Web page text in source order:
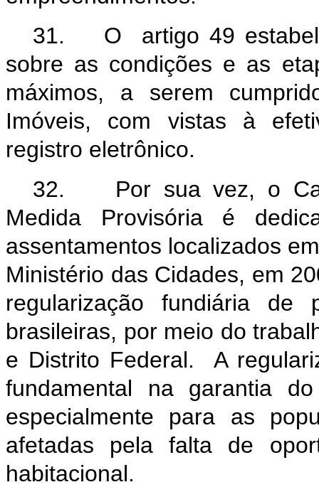
31. O artigo 49
sobre as condições e as
máximos, a serem
Imóveis, com vistas à
registro eletrônico.
32. Por sua vez, o
Medida Provisória é
assentamentos localizados
Ministério das Cidades, em
regularização fundiária de
brasileiras, por meio do
e Distrito Federal. A
fundamental na garantia
especialmente para as
afetadas pela falta de
habitacional.